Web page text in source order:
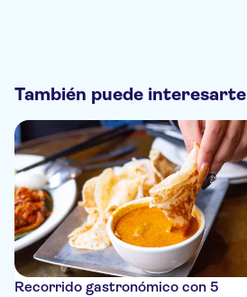
También puede interesarte
Recorrido gastronómico con 5